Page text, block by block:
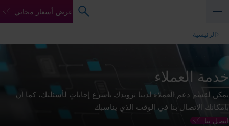
عرض أسعار مجاني
الرئيسية
خدمة العملاء
يمكن لقسم دعم العملاء لدينا تزويدك بأسرع إجاباتٍ لأسئلتك، كما أن
بإمكانك الاتصال بنا في الوقت الذي يناسبك
اتصل بنا